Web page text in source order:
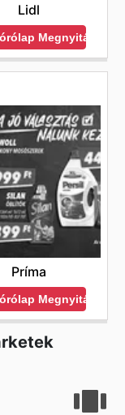
Lidl
Megnyitása
Príma
Megnyitása